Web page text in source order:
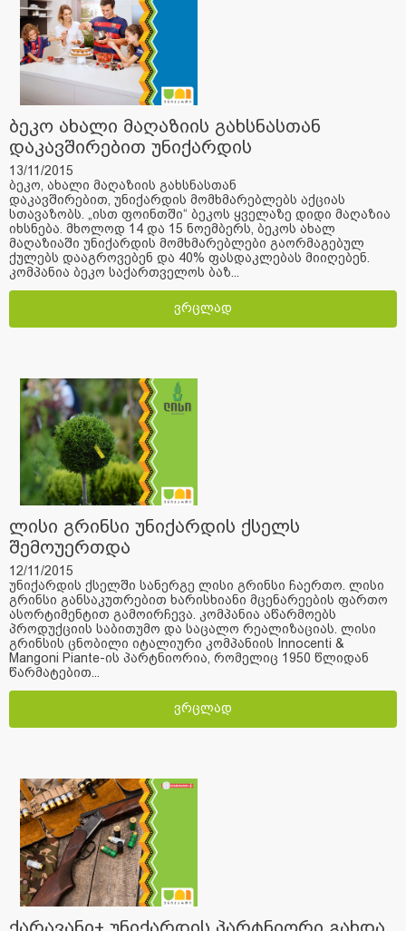
ბეკო ახალი მაღაზიის გახსნასთან
დაკავშირებით უნიქარდის
მომხმარებლებს აქციას სთავაზობს
13/11/2015
ბეკო, ახალი მაღაზიის გახსნასთან
დაკავშირებით, უნიქარდის მომხმარებლებს აქციას
სთავაზობს. „ისთ ფოინთში“ ბეკოს ყველაზე დიდი მაღაზია
იხსნება. მხოლოდ 14 და 15 ნოემბერს, ბეკოს ახალ
მაღაზიაში უნიქარდის მომხმარებლები გაორმაგებულ
ქულებს დააგროვებენ და 40% ფასდაკლებას მიიღებენ.
კომპანია ბეკო საქართველოს ბაზ...
ვრცლად
ლისი გრინსი უნიქარდის ქსელს
შემოუერთდა
12/11/2015
უნიქარდის ქსელში სანერგე ლისი გრინსი ჩაერთო. ლისი
გრინსი განსაკუთრებით ხარისხიანი მცენარეების ფართო
ასორტიმენტით გამოირჩევა. კომპანია აწარმოებს
პროდუქციის საბითუმო და საცალო რეალიზაციას. ლისი
გრინსის ცნობილი იტალიური კომპანიის Innocenti &
Mangoni Piante-ის პარტნიორია, რომელიც 1950 წლიდან
წარმატებით...
ვრცლად
ქარავანი+ უნიქარდის პარტნიორი გახდა